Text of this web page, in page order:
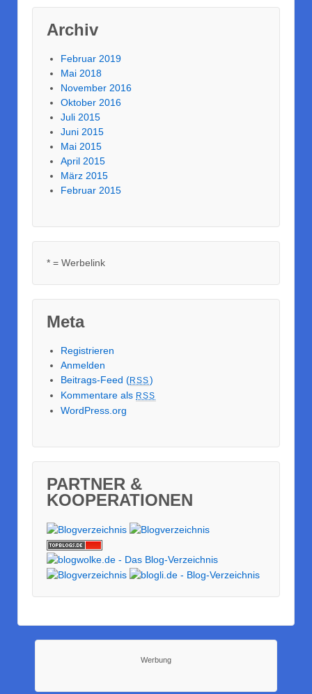
Archiv
Februar 2019
Mai 2018
November 2016
Oktober 2016
Juli 2015
Juni 2015
Mai 2015
April 2015
März 2015
Februar 2015
* = Werbelink
Meta
Registrieren
Anmelden
Beitrags-Feed (RSS)
Kommentare als RSS
WordPress.org
PARTNER &
KOOPERATIONEN
Werbung